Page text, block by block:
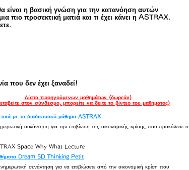
είναι η βασική γνώση για την κατανόηση αυτών
πιο προσεκτική ματιά και τι έχει κάνει η ASTRAX.
που δεν έχει ξαναδεί!
Λίστα προηγούμενων μαθημάτων (δωρεάν)
στον σύνδεσμο, μπορείτε να δείτε το βίντεο του μαθήματος)
με το διαδικτυακό μάθημα ASTRAX
συνάντηση για την επιβίωση της οικονομικής κρίσης που προκάλεσε ο
Space Why What Lecture
Dream 5D Thinking Petit
συνάντηση για να επιβιώσετε από την οικονομική κρίση που